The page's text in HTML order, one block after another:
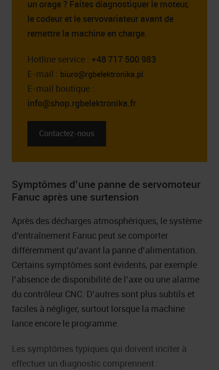
un orage ? Faites diagnostiquer le moteur,
le codeur et le servovariateur avant de
remettre la machine en charge.
Hotline service : +48 717 500 983
E-mail : biuro@rgbelektronika.pl
E-mail boutique :
info@shop.rgbelektronika.fr
Contactez-nous
Symptômes d’une panne de servomoteur
Fanuc après une surtension
Après des décharges atmosphériques, le système
d’entraînement Fanuc peut se comporter
différemment qu’avant la panne d’alimentation.
Certains symptômes sont évidents, par exemple
l’absence de disponibilité de l’axe ou une alarme
du contrôleur CNC. D’autres sont plus subtils et
faciles à négliger, surtout lorsque la machine
lance encore le programme.
Les symptômes typiques qui doivent inciter à
effectuer un diagnostic comprennent :